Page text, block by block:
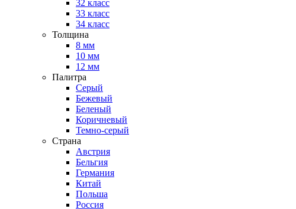
32 класс
33 класс
34 класс
Толщина
8 мм
10 мм
12 мм
Палитра
Серый
Бежевый
Беленый
Коричневый
Темно-серый
Страна
Австрия
Бельгия
Германия
Китай
Польша
Россия